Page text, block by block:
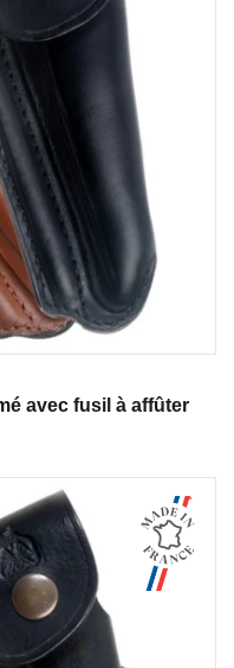
avec fusil à affûter